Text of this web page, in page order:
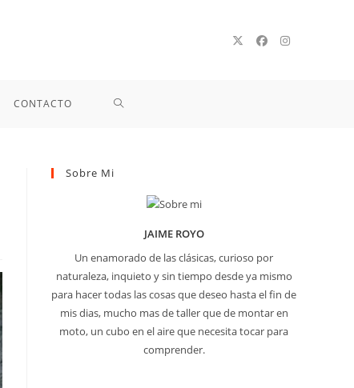
CONTACTO ALTERNAR
WEB
Sobre Mi
JAIME ROYO
Un enamorado de las clásicas, curioso por
naturaleza, inquieto y sin tiempo desde ya mismo
para hacer todas las cosas que deseo hasta el fin de
mis dias, mucho mas de taller que de montar en
moto, un cubo en el aire que necesita tocar para
comprender.